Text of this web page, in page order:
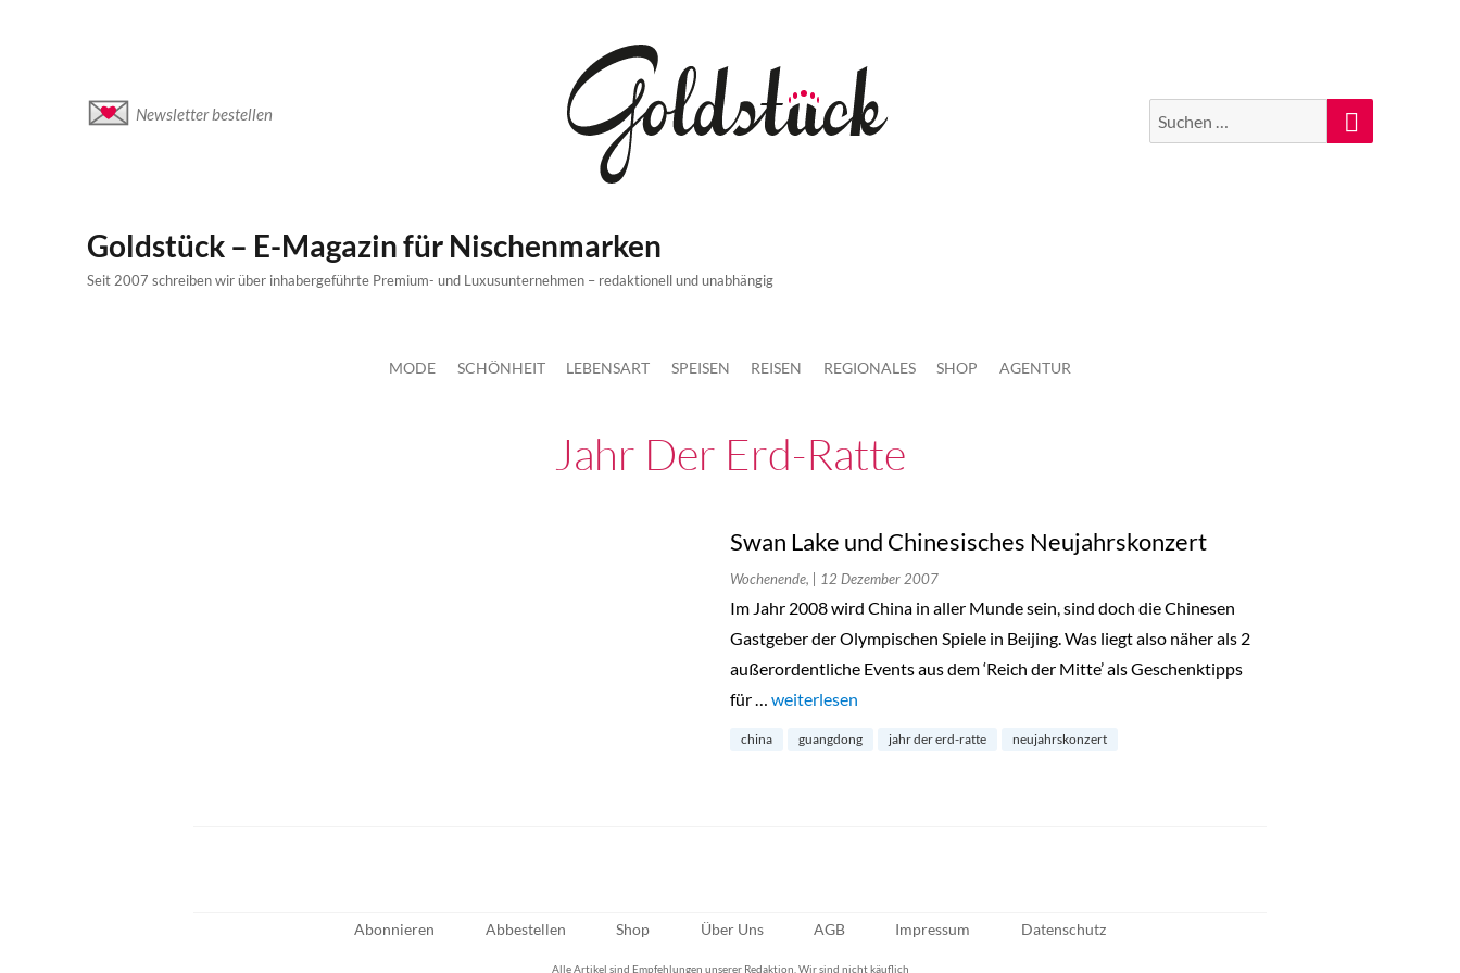
Newsletter bestellen
Suche
nach:
Suchen
Goldstück – E-Magazin für Nischenmarken
Seit 2007 schreiben wir über inhabergeführte Premium- und Luxusunternehmen – redaktionell und unabhängig
MODE SCHÖNHEIT LEBENSART SPEISEN REISEN REGIONALES SHOP AGENTUR
Jahr Der Erd-Ratte
Swan Lake und Chinesisches Neujahrskonzert
Wochenende, | 12 Dezember 2007
Im Jahr 2008 wird China in aller Munde sein, sind doch die Chinesen
Gastgeber der Olympischen Spiele in Beijing. Was liegt also näher als 2
außerordentliche Events aus dem ‘Reich der Mitte’ als Geschenktipps
für … „Swan Lake und Chinesisches Neujahrskonzert“
weiterlesen
china guangdong jahr der erd-ratte neujahrskonzert
Abonnieren Abbestellen Shop Über Uns AGB Impressum Datenschutz
Alle Artikel sind Empfehlungen unserer Redaktion. Wir sind nicht käuflich